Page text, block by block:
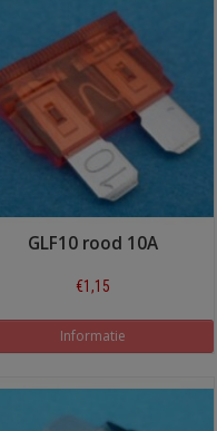
GLF10 rood 10A
€1,15
Informatie